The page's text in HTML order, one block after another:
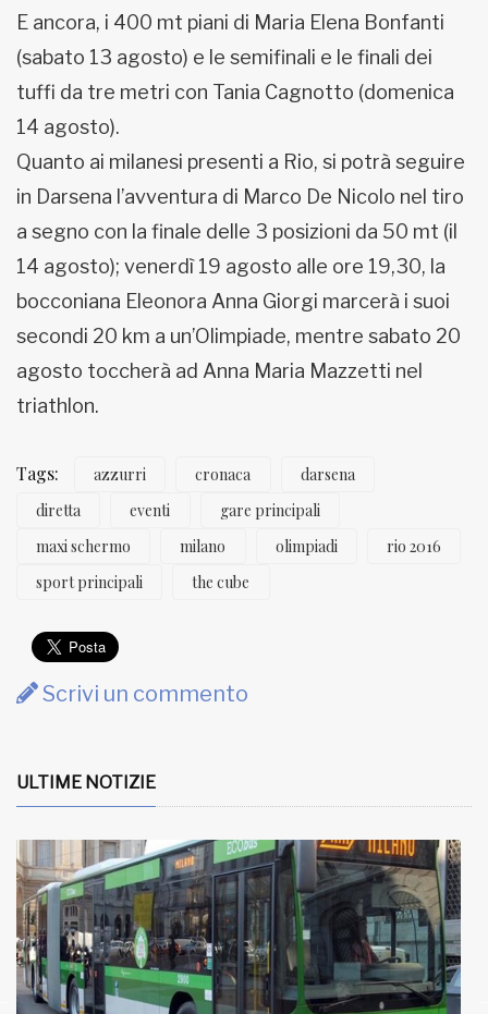
E ancora, i 400 mt piani di Maria Elena Bonfanti
(sabato 13 agosto) e le semifinali e le finali dei
tuffi da tre metri con Tania Cagnotto (domenica
14 agosto).
Quanto ai milanesi presenti a Rio, si potrà seguire
in Darsena l’avventura di Marco De Nicolo nel tiro
a segno con la finale delle 3 posizioni da 50 mt (il
14 agosto); venerdì 19 agosto alle ore 19,30, la
bocconiana Eleonora Anna Giorgi marcerà i suoi
secondi 20 km a un’Olimpiade, mentre sabato 20
agosto toccherà ad Anna Maria Mazzetti nel
triathlon.
Tags: azzurri cronaca
darsena
diretta
eventi
gare principali
maxi schermo
milano olimpiadi
rio 2016
sport principali
the cube
Scrivi un commento
ULTIME NOTIZIE